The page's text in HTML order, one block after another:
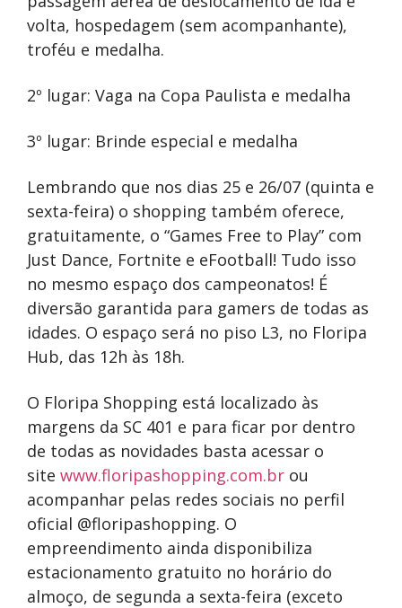
volta, hospedagem (sem acompanhante),
troféu e medalha.
2º lugar: Vaga na Copa Paulista e medalha
3º lugar: Brinde especial e medalha
Lembrando que nos dias 25 e 26/07 (quinta e
sexta-feira) o shopping também oferece,
gratuitamente, o “Games Free to Play” com
Just Dance, Fortnite e eFootball! Tudo isso
no mesmo espaço dos campeonatos! É
diversão garantida para gamers de todas as
idades. O espaço será no piso L3, no Floripa
Hub, das 12h às 18h.
O Floripa Shopping está localizado às
margens da SC 401 e para ficar por dentro
de todas as novidades basta acessar o
site www.floripashopping.com.br ou
acompanhar pelas redes sociais no perfil
oficial @floripashopping. O
empreendimento ainda disponibiliza
estacionamento gratuito no horário do
almoço, de segunda a sexta-feira (exceto